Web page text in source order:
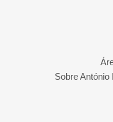
Sobre António